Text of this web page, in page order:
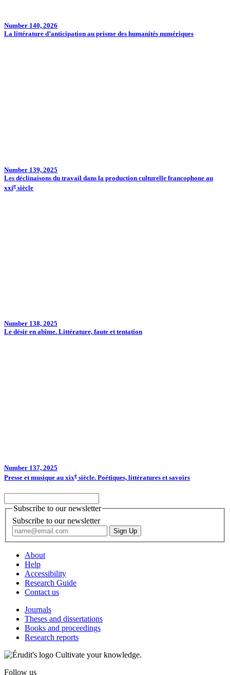
Number 140, 2026
La littérature d’anticipation au prisme des humanités numériques
Number 139, 2025
Les déclinaisons du travail dans la production culturelle francophone au
xxie siècle
Number 138, 2025
Le désir en abîme. Littérature, faute et tentation
Number 137, 2025
Presse et musique au xixe siècle. Poétiques, littératures et savoirs
Subscribe to our newsletter
Subscribe to our newsletter
About
Help
Accessibility
Research Guide
Contact us
Journals
Theses and dissertations
Books and proceedings
Research reports
Cultivate your knowledge.
Follow us